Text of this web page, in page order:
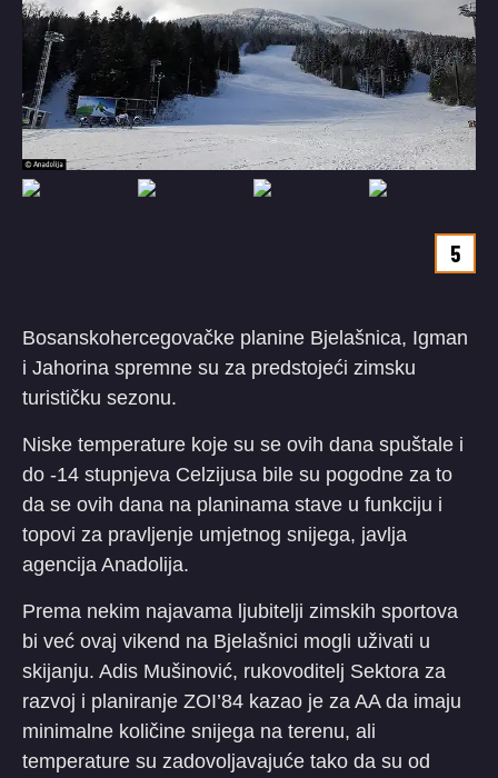
5
Bosanskohercegovačke planine Bjelašnica, Igman
i Jahorina spremne su za predstojeći zimsku
turističku sezonu.
Niske temperature koje su se ovih dana spuštale i
do -14 stupnjeva Celzijusa bile su pogodne za to
da se ovih dana na planinama stave u funkciju i
topovi za pravljenje umjetnog snijega, javlja
agencija Anadolija.
Prema nekim najavama ljubitelji zimskih sportova
bi već ovaj vikend na Bjelašnici mogli uživati u
skijanju. Adis Mušinović, rukovoditelj Sektora za
razvoj i planiranje ZOI’84 kazao je za AA da imaju
minimalne količine snijega na terenu, ali
temperature su zadovoljavajuće tako da su od